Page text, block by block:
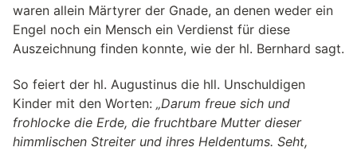
waren allein Märtyrer der Gnade, an denen weder ein
Engel noch ein Mensch ein Verdienst für diese
Auszeichnung finden konnte, wie der hl. Bernhard sagt.
So feiert der hl. Augustinus die hll. Unschuldigen
Kinder mit den Worten: „Darum freue sich und
frohlocke die Erde, die fruchtbare Mutter dieser
himmlischen Streiter und ihres Heldentums. Seht,